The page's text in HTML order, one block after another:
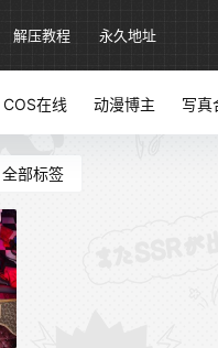
解压教程 永久地址
COS在线 动漫博主 写真
全部标签